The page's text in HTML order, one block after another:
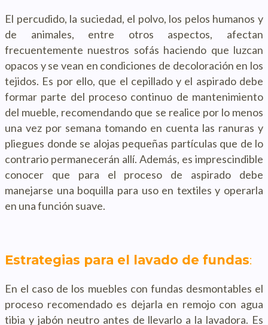
El percudido, la suciedad, el polvo, los pelos humanos y
de animales, entre otros aspectos, afectan
frecuentemente nuestros sofás haciendo que luzcan
opacos y se vean en condiciones de decoloración en los
tejidos. Es por ello, que el cepillado y el aspirado debe
formar parte del proceso continuo de mantenimiento
del mueble, recomendando que se realice por lo menos
una vez por semana tomando en cuenta las ranuras y
pliegues donde se alojas pequeñas partículas que de lo
contrario permanecerán allí. Además, es imprescindible
conocer que para el proceso de aspirado debe
manejarse una boquilla para uso en textiles y operarla
en una función suave.
Estrategias para el lavado de fundas:
En el caso de los muebles con fundas desmontables el
proceso recomendado es dejarla en remojo con agua
tibia y jabón neutro antes de llevarlo a la lavadora. Es